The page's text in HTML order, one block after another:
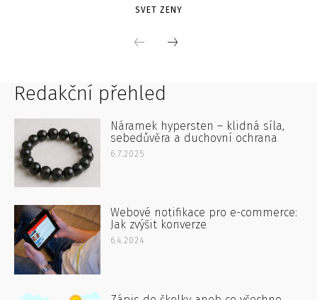
Redakční přehled
Náramek hypersten – klidná síla,
sebedůvěra a duchovní ochrana
6.7.2025
Webové notifikace pro e-commerce:
Jak zvýšit konverze
6.4.2024